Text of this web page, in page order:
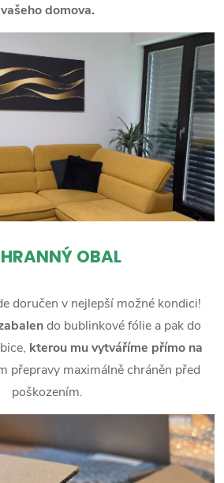
vašeho domova.
OBAL
doručen v nejlepší možné kondici!
do bublinkové fólie a pak do
kterou mu vytváříme přímo na
přepravy maximálně chráněn před
poškozením.